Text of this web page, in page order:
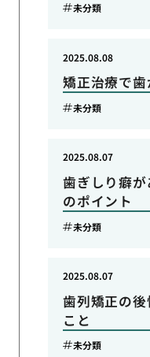
未分類
矯正治療で
2025.08.08
未分類
歯ぎしり癖
のポイント
2025.08.07
未分類
歯列矯正の
こと
2025.08.07
未分類